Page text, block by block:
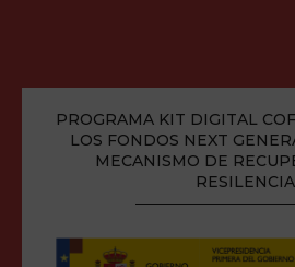
PROGRAMA KIT DIGITAL
LOS FONDOS NEXT
MECANISMO DE
RESILENCIA